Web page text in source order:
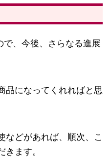
で、今後、さらなる進展
品になってくれればと思
などがあれば、順次、こ
きます。